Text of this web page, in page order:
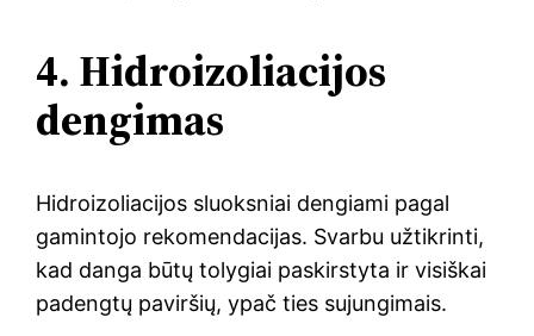
4. Hidroizoliacijos
dengimas
Hidroizoliacijos sluoksniai dengiami pagal
gamintojo rekomendacijas. Svarbu užtikrinti,
kad danga būtų tolygiai paskirstyta ir visiškai
padengtų paviršių, ypač ties sujungimais.